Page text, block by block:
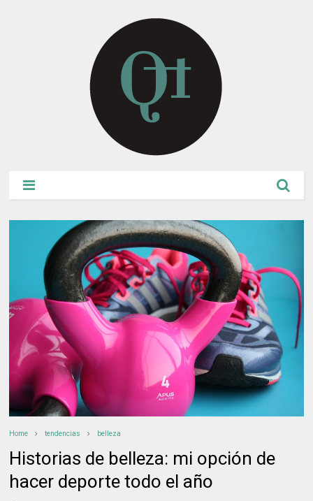
Home tendencias belleza
Historias de belleza: mi opción de
hacer deporte todo el año